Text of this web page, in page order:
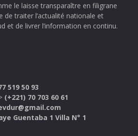
le laisse transparaître en filigrane
de traiter l’actualité nationale et
et de livrer l’information en continu.
519 50 93
(+221) 70 703 60 61
Guentaba 1 Villa N° 1